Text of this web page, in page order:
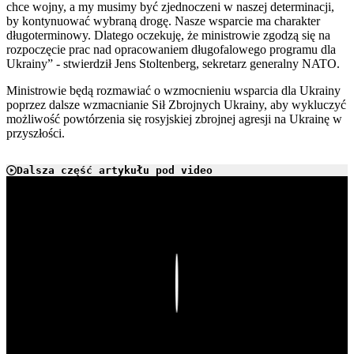
chce wojny, a my musimy być zjednoczeni w naszej determinacji,
by kontynuować wybraną drogę. Nasze wsparcie ma charakter
długoterminowy. Dlatego oczekuję, że ministrowie zgodzą się na
rozpoczęcie prac nad opracowaniem długofalowego programu dla
Ukrainy” - stwierdził Jens Stoltenberg, sekretarz generalny NATO.
Ministrowie będą rozmawiać o wzmocnieniu wsparcia dla Ukrainy
poprzez dalsze wzmacnianie Sił Zbrojnych Ukrainy, aby wykluczyć
możliwość powtórzenia się rosyjskiej zbrojnej agresji na Ukrainę w
przyszłości.
Dalsza część artykułu pod video